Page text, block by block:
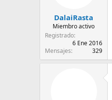
DalaiRasta
Miembro activo
Registrado
6 Ene 2016
Mensajes
329